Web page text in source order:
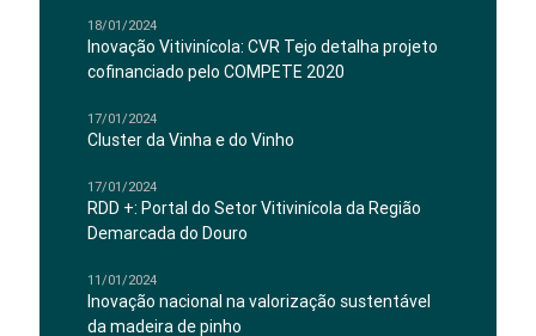
18/01/2024
Inovação Vitivinícola: CVR Tejo detalha projeto
cofinanciado pelo COMPETE 2020
17/01/2024
Cluster da Vinha e do Vinho
17/01/2024
RDD +: Portal do Setor Vitivinícola da Região
Demarcada do Douro
11/01/2024
Inovação nacional na valorização sustentável
da madeira de pinho